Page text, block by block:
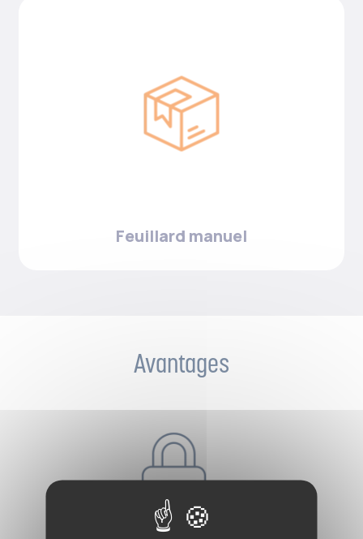
Feuillard manuel
Avantages